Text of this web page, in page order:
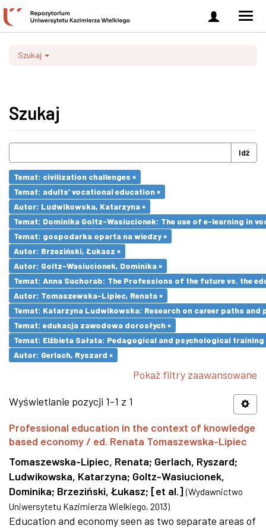
Zaloguj
się
Szukaj
Szukaj
Idź
Temat: civilization challenges ×
Temat: adults’ vocational education ×
Autor: Ludwikowska, Katarzyna ×
Temat: Dominika Goltz-Wasiucionek: The use of e-learning in
Temat: gospodarka oparta na wiedzy ×
Autor: Brzeziński, Łukasz ×
Autor: Goltz-Wasiucionek, Dominika ×
Temat: Anna Suchorab: The Professions of the future vs. the
Autor: Tomaszewska-Lipiec, Renata ×
Temat: Katarzyna Ludwikowska: Research on career paths
Temat: edukacja zawodowa dorosłych ×
Temat: Elżbieta Sałata: Pedagogical and psychological
Autor: Gerlach, Ryszard ×
Pokaż filtry zaawansowane
Wyświetlanie pozycji 1-1 z 1
Professional education in the context of knowledge
based economy / ed. Renata Tomaszewska-Lipiec
Tomaszewska-Lipiec, Renata; Gerlach, Ryszard;
Ludwikowska, Katarzyna; Goltz-Wasiucionek,
Dominika; Brzeziński, Łukasz; [et al.] (Wydawnictwo
Uniwersytetu Kazimierza Wielkiego, 2013)
Education and economy seen as two separate areas of